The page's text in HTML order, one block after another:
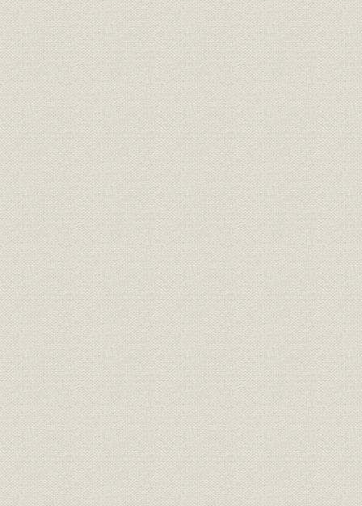
第3節 北陸線敦賀・富山間
第4節 中央線八王子・塩尻間および名古屋・中津間
第5節 篠ノ井線篠ノ井・塩尻間
第6節 鹿児島線八代・鹿児島間
第7節 山陰・山陽連絡線境・青谷間
第8節 呉線海田市・呉間
第9節 舞鶴線福知山・新舞鶴間